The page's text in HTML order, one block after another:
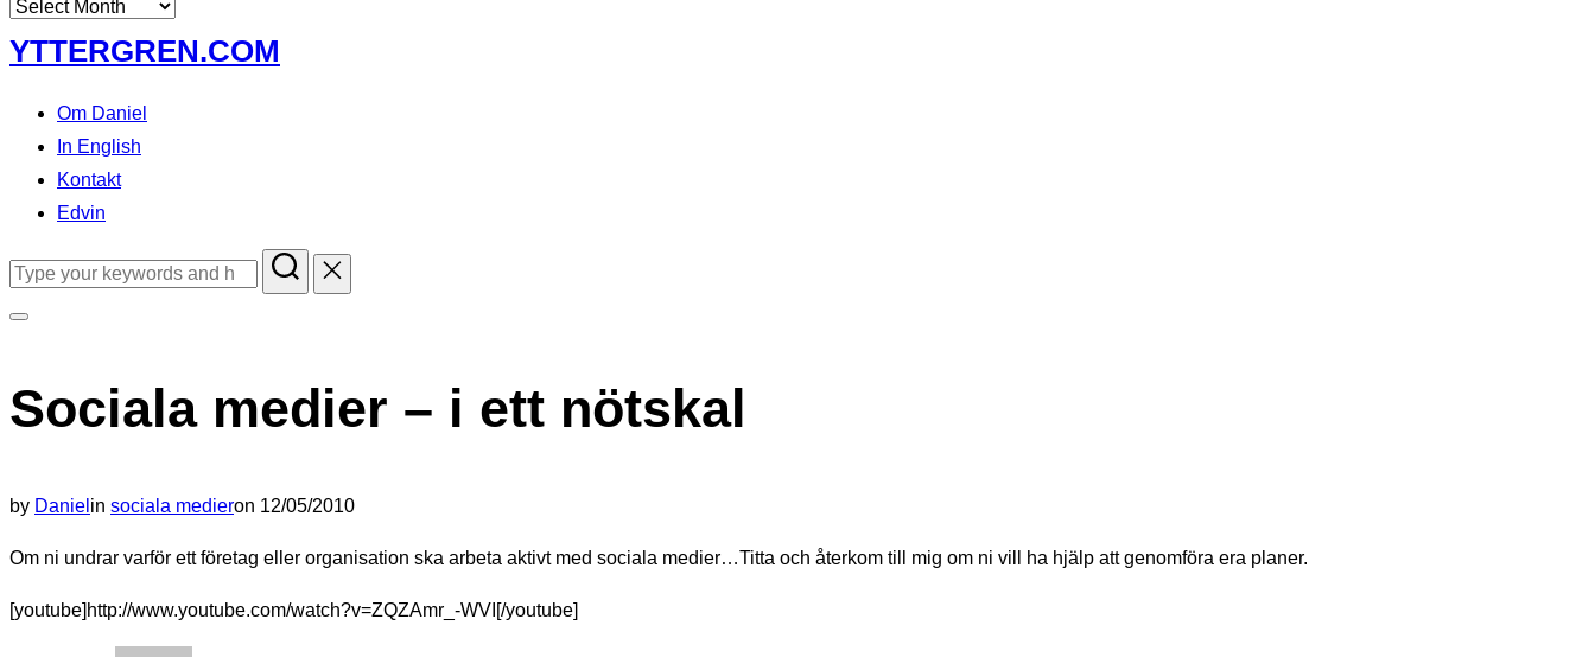
Arkiv
Skip
to
content
YTTERGREN.COM
Om Daniel
In English
Kontakt
Edvin
Search
&
navigation
Sociala medier – i ett nötskal
by Daniel in sociala medieron Posted
12/05/2010
Om ni undrar varför ett företag eller organisation ska arbeta aktivt med sociala medier…Titta och återkom till mig om ni vill ha hjälp att genomföra era planer.
[youtube]http://www.youtube.com/watch?v=ZQZAmr_-WVI[/youtube]